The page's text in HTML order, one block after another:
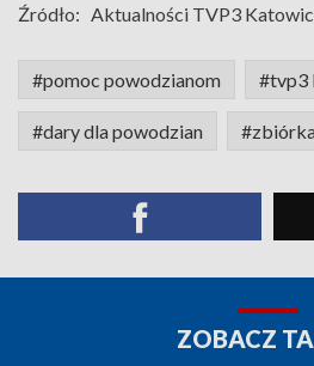
Źródło: Aktualności TVP3
#pomoc powodzianom #tvp3
#dary dla powodzian
ZOBACZ